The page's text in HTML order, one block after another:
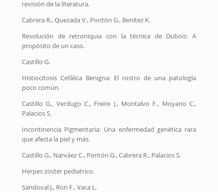
revisión de la literatura.
Cabrera R., Quezada V., Pontón G., Benítez K.
Resolución de retroniquia con la técnica de Dubois: A
propósito de un caso.
Castillo G.
Histiocitosis Cefálica Benigna: El rostro de una patología
poco común.
Castillo G., Verdugo C., Freire J., Montalvo F., Moyano C.,
Palacios S.
Incontinencia Pigmentaria: Una enfermedad genética rara
que afecta la piel y más.
Castillo G., Narváez C., Pontón G., Cabrera R., Palacios S.
Herpes zoster pediatrico.
Sandoval J., Ron F., Vaca L.